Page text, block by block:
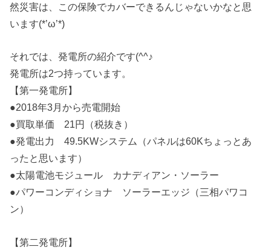
然災害は、この保険でカバーできるんじゃないかなと思
います(*’ω’*)
それでは、発電所の紹介です(^^♪
発電所は2つ持っています。
【第一発電所】
●2018年3月から売電開始
●買取単価 21円（税抜き）
●発電出力 49.5KWシステム（パネルは60Kちょっとあ
ったと思います）
●太陽電池モジュール カナディアン・ソーラー
●パワーコンディショナ ソーラーエッジ（三相パワコ
ン）
【第二発電所】